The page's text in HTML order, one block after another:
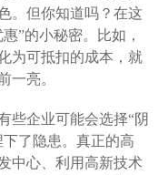
。但你知道吗？在这
”的小秘密。比如，
为可抵扣的成本，就
一亮。
些企业可能会选择“阴
了隐患。真正的高
中心、利用高新技术